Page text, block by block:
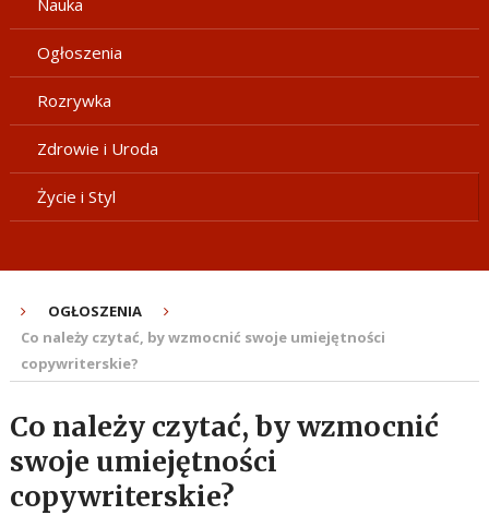
Nauka
Ogłoszenia
Rozrywka
Zdrowie i Uroda
Życie i Styl
OGŁOSZENIA
Co należy czytać, by wzmocnić swoje umiejętności
copywriterskie?
Co należy czytać, by wzmocnić
swoje umiejętności
copywriterskie?